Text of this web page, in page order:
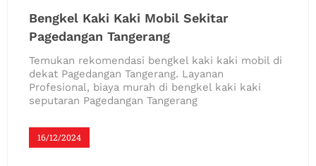
Bengkel Kaki Kaki Mobil Sekitar
Pagedangan Tangerang
16/12/2024
Temukan rekomendasi bengkel kaki kaki mobil di
dekat Pagedangan Tangerang. Layanan
Profesional, biaya murah di bengkel kaki kaki
seputaran Pagedangan Tangerang